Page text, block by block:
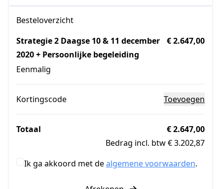
Besteloverzicht
Strategie 2 Daagse 10 & 11 december
2020 + Persoonlijke begeleiding
Eenmalig
€ 2.647,00
Kortingscode Toevoegen
Totaal
€ 2.647,00
Bedrag incl. btw € 3.202,87
Ik ga akkoord met dealgemene voorwaarden.